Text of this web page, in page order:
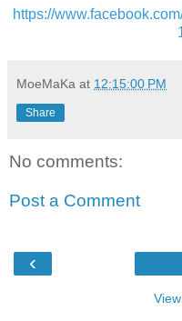
https://
MoeMaKa at 12:15:00 PM
Share
No comments:
Post a Comment
‹